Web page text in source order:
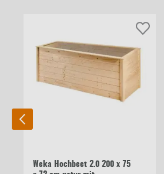
Weka Hochbeet 2.0 200 x 75